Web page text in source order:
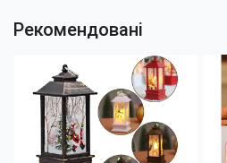
Рекомендовані